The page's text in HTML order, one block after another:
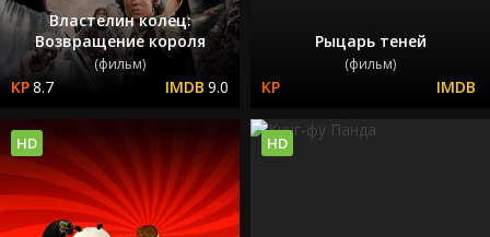
Властелин колец:
Возвращение короля
(фильм)
8.7 9.0
Рыцарь теней
(фильм)
HD HD